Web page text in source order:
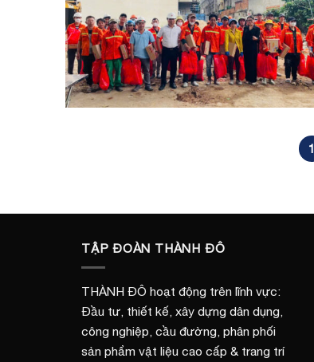
1
TẬP ĐOÀN THÀNH ĐÔ
THÀNH ĐÔ hoạt động trên lĩnh vực:
Đầu tư, thiết kế, xây dựng dân dụng,
công nghiệp, cầu đường, phân phối
sản phẩm vật liệu cao cấp & trang trí